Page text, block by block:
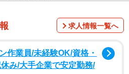
求人情報一覧へ
作業員/未経験OK/資格・
み/大手企業で安定勤務/